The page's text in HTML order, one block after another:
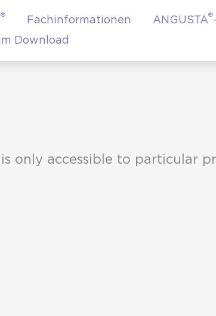
®
Fachinformationen ANGUSTA
®
Download
only accessible to particular